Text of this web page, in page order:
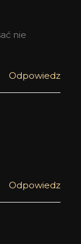
nie
Odpowiedz
Odpowiedz